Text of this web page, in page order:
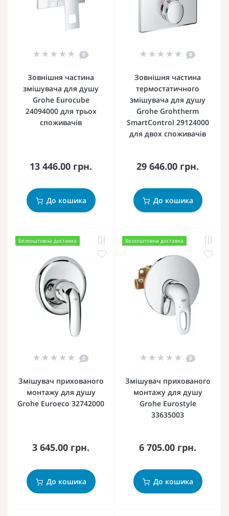
0
Зовнішня частина
змішувача для душу
Grohe Eurocube
24094000 для трьох
споживачів
13 446.00 грн.
До кошика
0
Зовнішня частина
термостатичного
змішувача для душу
Grohe Grohtherm
SmartControl 29124000
для двох споживачів
29 646.00 грн.
До кошика
Безкоштовна доставка
0
Змішувач прихованого
монтажу для душу
Grohe Euroeco 32742000
3 645.00 грн.
До кошика
Безкоштовна доставка
0
Змішувач прихованого
монтажу для душу
Grohe Eurostyle
33635003
6 705.00 грн.
До кошика